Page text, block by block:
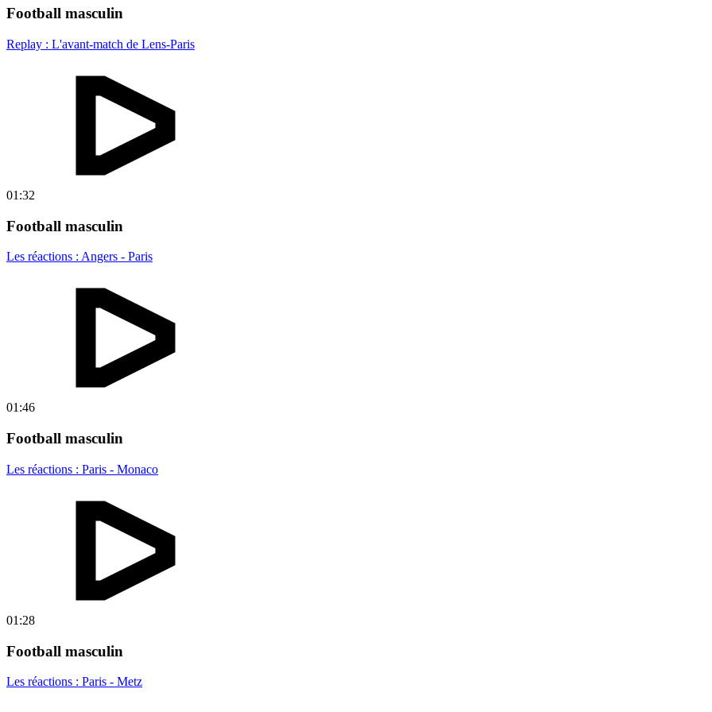
Football masculin
Replay : L'avant-match de Lens-Paris
01:32
Football masculin
Les réactions : Angers - Paris
01:46
Football masculin
Les réactions : Paris - Monaco
01:28
Football masculin
Les réactions : Paris - Metz